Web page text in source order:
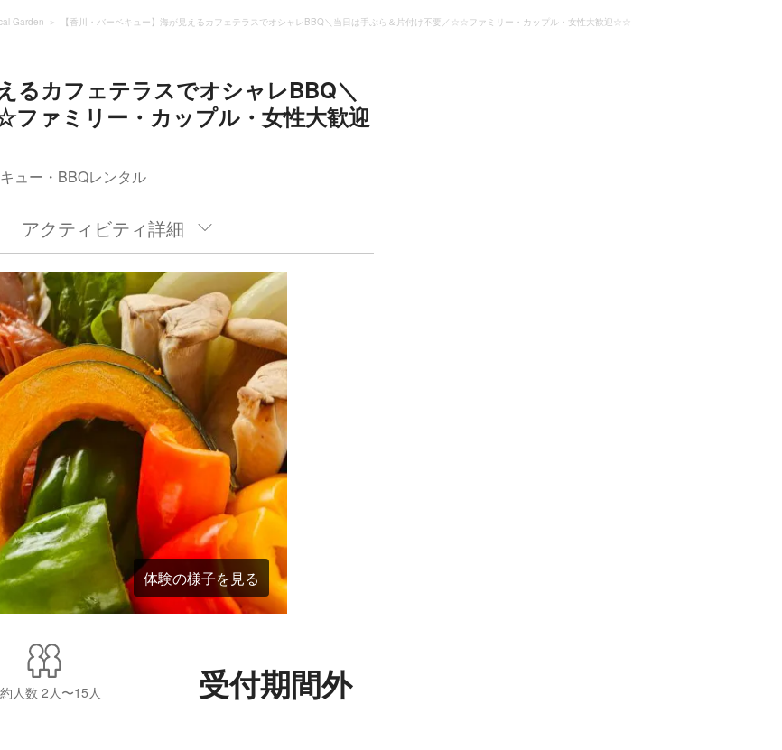
Garden 【香川・バーベキュー】海が見えるカフェテラスでオシャレBBQ＼当日は手ぶら＆片付け不要／☆☆ファミリー・カップル・女性大歓迎☆☆
るカフェテラスでオシャレBBQ＼
ァミリー・カップル・女性大歓迎
ュー・BBQレンタル
アクティビティ詳細
体験の様子を見る
人数 2人〜15人 受付期間外